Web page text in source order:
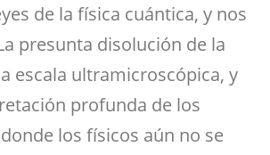
de la física cuántica, y nos
presunta disolución de la
escala ultramicroscópica, y
profunda de los
los físicos aún no se